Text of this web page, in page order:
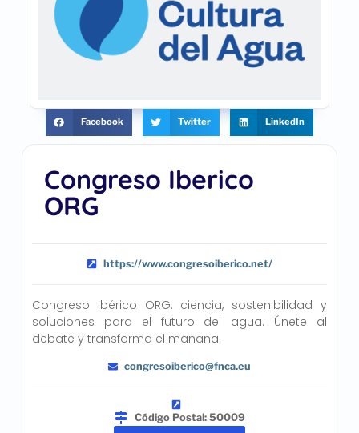
Congreso Iberico
ORG
https://www.congresoiberico.net/
Congreso Ibérico ORG: ciencia, sostenibilidad y
soluciones para el futuro del agua. Únete al
debate y transforma el mañana.
congresoiberico@fnca.eu
Código Postal: 50009
Facebook Twitter LinkedIn